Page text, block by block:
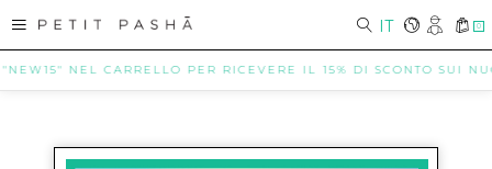
IT 0
NEL CARRELLO PER RICEVERE IL 15% DI SCONTO SUI